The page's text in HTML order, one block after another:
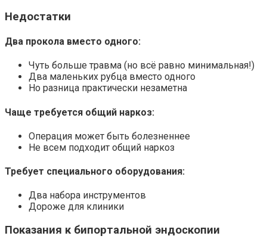
Недостатки
Два прокола вместо одного:
Чуть больше травма (но всё равно минимальная!)
Два маленьких рубца вместо одного
Но разница практически незаметна
Чаще требуется общий наркоз:
Операция может быть болезненнее
Не всем подходит общий наркоз
Требует специального оборудования:
Два набора инструментов
Дороже для клиники
Показания к бипортальной эндоскопии